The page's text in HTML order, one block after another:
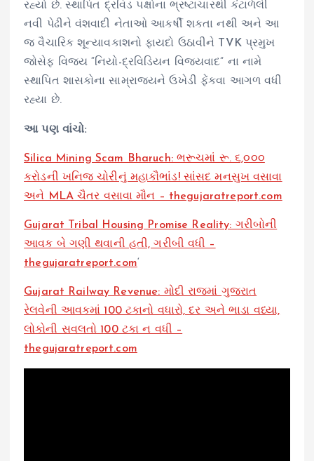
રહ્યો છે. સ્થાપિત દ્રવિડ પક્ષોના ભ્રષ્ટાચારથી કંટાળેલી
નવી પેઢીને વંશવાદી નેતાઓ આકર્ષી શકતા નથી અને આ
જ વૈચારિક શૂન્યાવકાશનો ફાયદો ઉઠાવીને TVK પ્રમુખ
જોસેફ વિજય “નિયો-દ્રવિડિયન વિજયવાદ” ના નામે
સ્થાપિત શાસકોના સામ્રાજ્યને ઉખેડી ફેંકવા આગળ વધી
રહ્યા છે.
આ પણ વાંચો:
Silica Mining Scam Bharuch: ભરૂચમાં રૂ. ૬,૦૦૦
કરોડની ખનિજ ચોરીનું મહાકૌભાંડ! સાંસદ મનસુખ વસાવા
અને MLA ચૈતર વસાવા મૌન – thegujaratreport.com
Gujarat Tribal Housing Promise Reality: ગરીબોની
આવક બે ગણી થવાની હતી, ગરીબી વધી –
thegujaratreport.com‘
Gujarat Railway Revenue: મોદી રાજમાં ગુજરાત
રેલવેની આવકમાં 100 ટકાનો વધારો, દર અને ભાડા વધ્યા,
લોકોની સવલતો 100 ટકા ન વધી –
thegujaratreport.com